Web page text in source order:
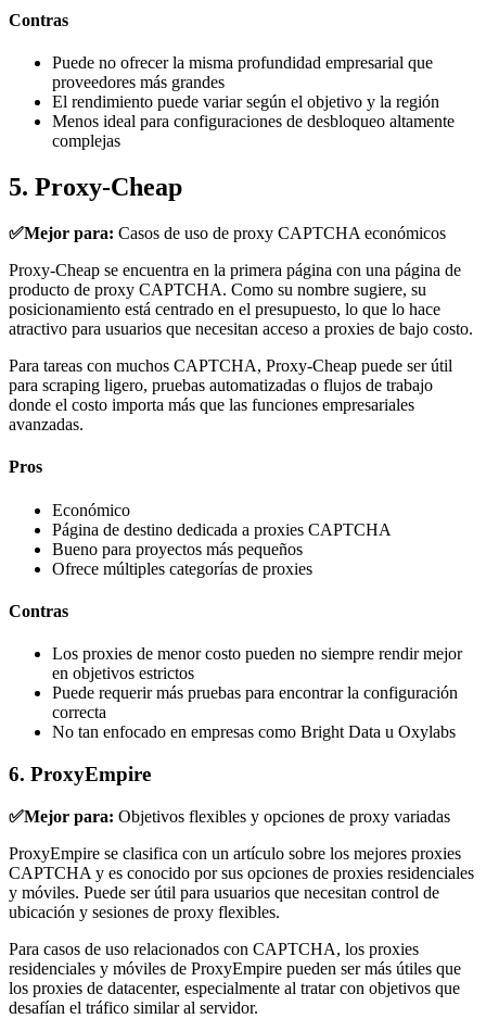
Contras
Puede no ofrecer la misma profundidad empresarial que
proveedores más grandes
El rendimiento puede variar según el objetivo y la región
Menos ideal para configuraciones de desbloqueo altamente
complejas
5. Proxy-Cheap
✅Mejor para: Casos de uso de proxy CAPTCHA económicos
Proxy-Cheap se encuentra en la primera página con una página de
producto de proxy CAPTCHA. Como su nombre sugiere, su
posicionamiento está centrado en el presupuesto, lo que lo hace
atractivo para usuarios que necesitan acceso a proxies de bajo costo.
Para tareas con muchos CAPTCHA, Proxy-Cheap puede ser útil
para scraping ligero, pruebas automatizadas o flujos de trabajo
donde el costo importa más que las funciones empresariales
avanzadas.
Pros
Económico
Página de destino dedicada a proxies CAPTCHA
Bueno para proyectos más pequeños
Ofrece múltiples categorías de proxies
Contras
Los proxies de menor costo pueden no siempre rendir mejor
en objetivos estrictos
Puede requerir más pruebas para encontrar la configuración
correcta
No tan enfocado en empresas como Bright Data u Oxylabs
6. ProxyEmpire
✅Mejor para: Objetivos flexibles y opciones de proxy variadas
ProxyEmpire se clasifica con un artículo sobre los mejores proxies
CAPTCHA y es conocido por sus opciones de proxies residenciales
y móviles. Puede ser útil para usuarios que necesitan control de
ubicación y sesiones de proxy flexibles.
Para casos de uso relacionados con CAPTCHA, los proxies
residenciales y móviles de ProxyEmpire pueden ser más útiles que
los proxies de datacenter, especialmente al tratar con objetivos que
desafían el tráfico similar al servidor.